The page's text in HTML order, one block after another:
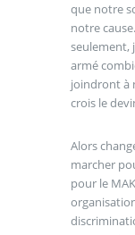
que notre
notre
seulement,
armé
joindront à
crois le
Alors
marcher
pour le